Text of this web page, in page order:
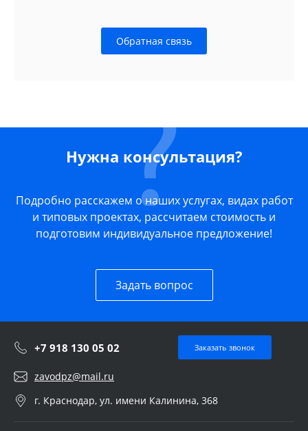
Обратная связь
Нужна консультация?
Подробно расскажем о наших услугах, видах работ
и типовых проектах, рассчитаем стоимость и
подготовим индивидуальное предложение!
Задать вопрос
+7 918 130 05 02 Заказать звонок
zavodpz@mail.ru
г. Краснодар, ул. имени Калинина, 368